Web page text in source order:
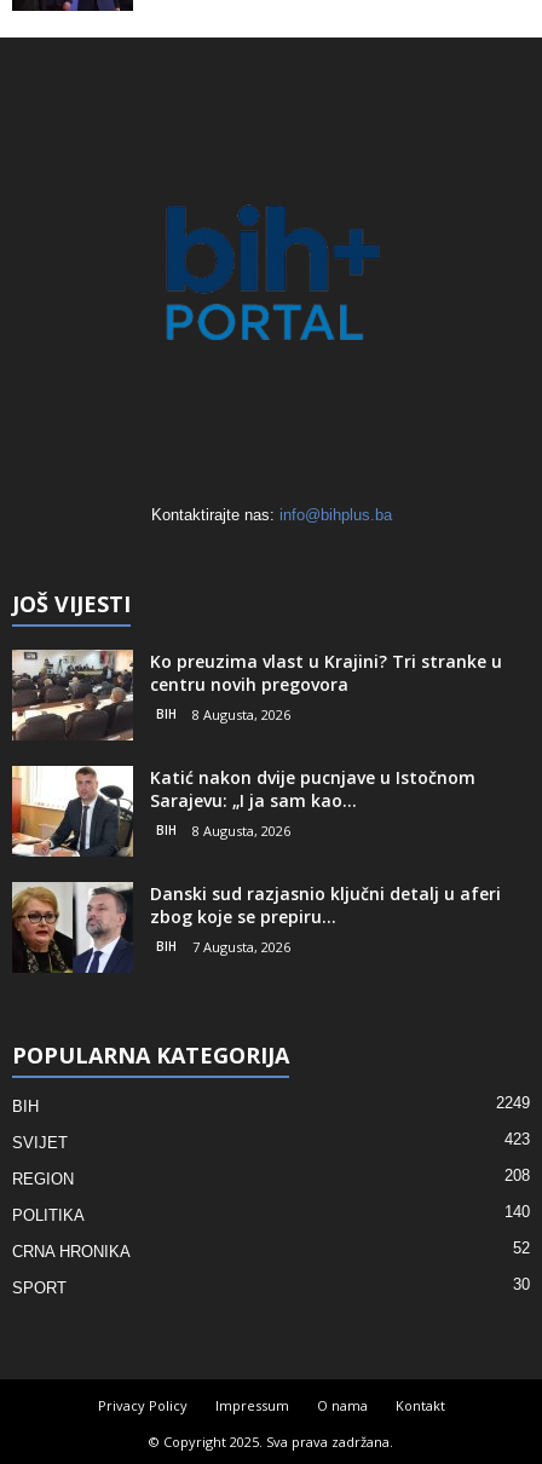
Kontaktirajte nas: info@bihplus.ba
JOŠ VIJESTI
Ko preuzima vlast u Krajini? Tri stranke u
centru novih pregovora
BIH 8 Augusta, 2026
Katić nakon dvije pucnjave u Istočnom
Sarajevu: „I ja sam kao...
BIH 8 Augusta, 2026
Danski sud razjasnio ključni detalj u aferi
zbog koje se prepiru...
BIH 7 Augusta, 2026
POPULARNA KATEGORIJA
BIH 2249
SVIJET 423
REGION 208
POLITIKA 140
CRNA HRONIKA 52
SPORT 30
Privacy Policy Impressum O nama
Kontakt
© Copyright 2025. Sva prava zadržana.